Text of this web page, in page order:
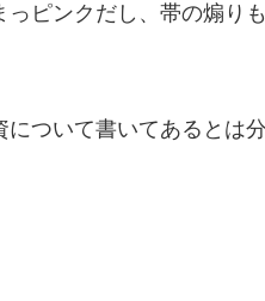
っピンクだし、帯の煽り
について書いてあるとは